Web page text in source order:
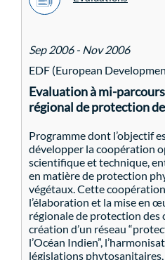
Sep 2006 - Nov 2006
EDF (European
Evaluation à mi-
régional de protection
Programme dont l’objectif
développer la coopération
scientifique et technique,
en matière de protection
végétaux. Cette
l’élaboration et la mise en
régionale de protection des
création d’un réseau
l’Océan Indien”,
législations